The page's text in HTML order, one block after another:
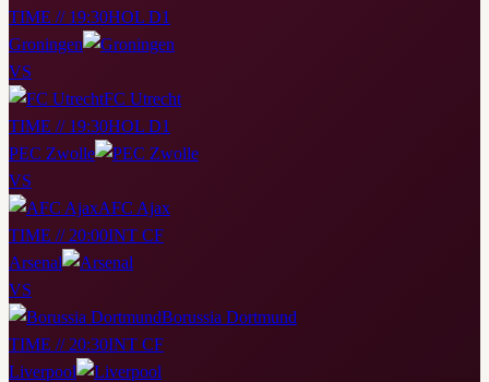
TIME // 19:30HOL D1
Groningen
VS
FC Utrecht
TIME // 19:30HOL D1
PEC Zwolle
VS
AFC Ajax
TIME // 20:00INT CF
Arsenal
VS
Borussia Dortmund
TIME // 20:30INT CF
Liverpool